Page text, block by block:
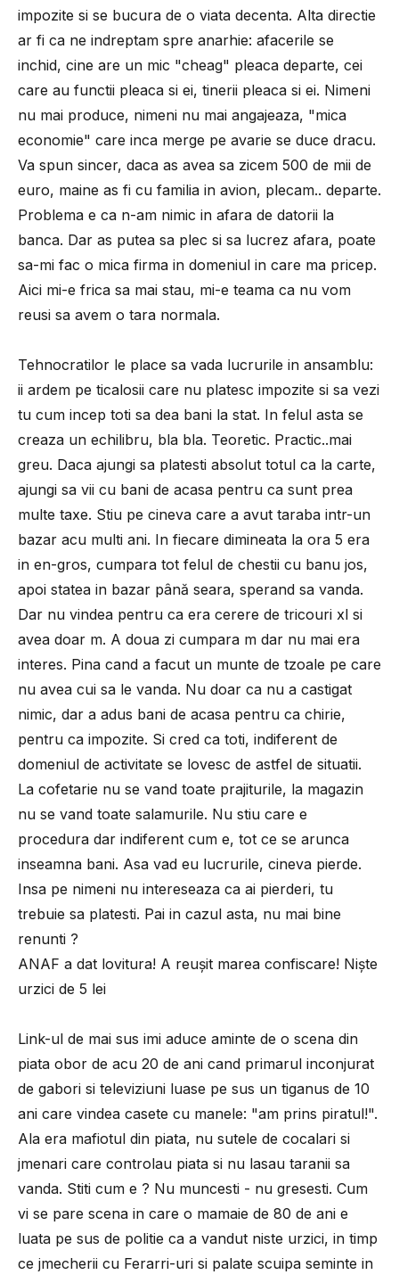
impozite si se bucura de o viata decenta. Alta directie
ar fi ca ne indreptam spre anarhie: afacerile se
inchid, cine are un mic "cheag" pleaca departe, cei
care au functii pleaca si ei, tinerii pleaca si ei. Nimeni
nu mai produce, nimeni nu mai angajeaza, "mica
economie" care inca merge pe avarie se duce dracu.
Va spun sincer, daca as avea sa zicem 500 de mii de
euro, maine as fi cu familia in avion, plecam.. departe.
Problema e ca n-am nimic in afara de datorii la
banca. Dar as putea sa plec si sa lucrez afara, poate
sa-mi fac o mica firma in domeniul in care ma pricep.
Aici mi-e frica sa mai stau, mi-e teama ca nu vom
reusi sa avem o tara normala.
Tehnocratilor le place sa vada lucrurile in ansamblu:
ii ardem pe ticalosii care nu platesc impozite si sa vezi
tu cum incep toti sa dea bani la stat. In felul asta se
creaza un echilibru, bla bla. Teoretic. Practic..mai
greu. Daca ajungi sa platesti absolut totul ca la carte,
ajungi sa vii cu bani de acasa pentru ca sunt prea
multe taxe. Stiu pe cineva care a avut taraba intr-un
bazar acu multi ani. In fiecare dimineata la ora 5 era
in en-gros, cumpara tot felul de chestii cu banu jos,
apoi statea in bazar până seara, sperand sa vanda.
Dar nu vindea pentru ca era cerere de tricouri xl si
avea doar m. A doua zi cumpara m dar nu mai era
interes. Pina cand a facut un munte de tzoale pe care
nu avea cui sa le vanda. Nu doar ca nu a castigat
nimic, dar a adus bani de acasa pentru ca chirie,
pentru ca impozite. Si cred ca toti, indiferent de
domeniul de activitate se lovesc de astfel de situatii.
La cofetarie nu se vand toate prajiturile, la magazin
nu se vand toate salamurile. Nu stiu care e
procedura dar indiferent cum e, tot ce se arunca
inseamna bani. Asa vad eu lucrurile, cineva pierde.
Insa pe nimeni nu intereseaza ca ai pierderi, tu
trebuie sa platesti. Pai in cazul asta, nu mai bine
renunti ?
ANAF a dat lovitura! A reuşit marea confiscare! Nişte
urzici de 5 lei
Link-ul de mai sus imi aduce aminte de o scena din
piata obor de acu 20 de ani cand primarul inconjurat
de gabori si televiziuni luase pe sus un tiganus de 10
ani care vindea casete cu manele: "am prins piratul!".
Ala era mafiotul din piata, nu sutele de cocalari si
jmenari care controlau piata si nu lasau taranii sa
vanda. Stiti cum e ? Nu muncesti - nu gresesti. Cum
vi se pare scena in care o mamaie de 80 de ani e
luata pe sus de politie ca a vandut niste urzici, in timp
ce jmecherii cu Ferarri-uri si palate scuipa seminte in